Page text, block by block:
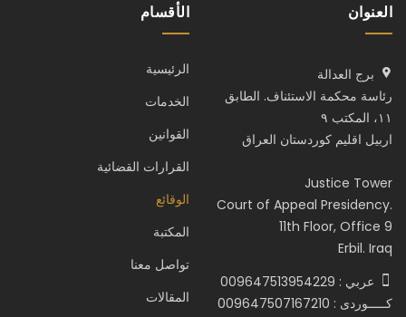
العنوان
برج العدالة
رئاسة محكمة الاستئناف. الطابق
١١، المكتب ٩
اربيل اقليم كوردستان العراق
Justice Tower
Court of Appeal Presidency.
11th Floor, Office 9
Erbil. Iraq
عربي : 009647513954229
كـــــوردى : 009647507167210
الأقسام
الرئيسية
الخدمات
القوانين
القرارات القضائية
الوقائع
المكتبة
تواصل معنا
المقالات